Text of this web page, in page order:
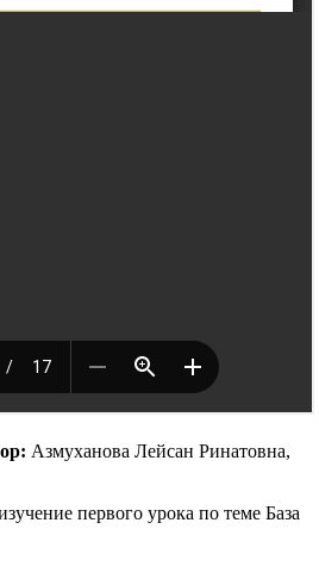
Азмуханова Лейсан Ринатовна,
первого урока по теме База